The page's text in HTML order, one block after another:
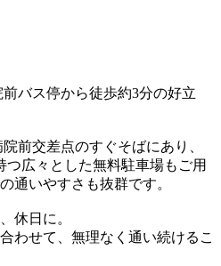
バス停から徒歩約3分の好立
前交差点のすぐそばにあり、
つ広々とした無料駐車場もご用
通いやすさも抜群です。
休日に。
わせて、無理なく通い続けるこ